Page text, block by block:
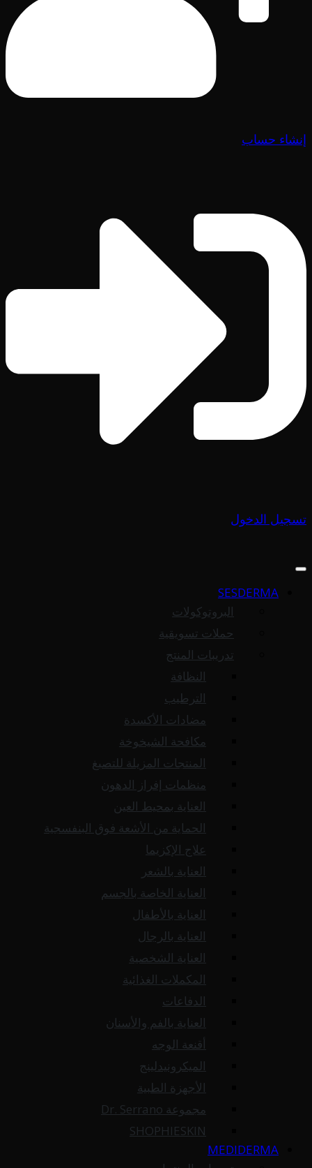
إنشاء حساب
تسجيل الدخول
SESDERMA
البروتوكولات
حملات تسويقية
تدريبات المنتج
النظافة
الترطيب
مضادات الأكسدة
مكافحة الشيخوخة
المنتجات المزيلة للتصبغ
منظمات إفراز الدهون
العناية بمحيط العين
الحماية من الأشعة فوق البنفسجية
علاج الإكزيما
العناية بالشعر
العناية الخاصة بالجسم
العناية بالأطفال
العناية بالرجال
العناية الشخصية
المكملات الغذائية
الدفاعات
العناية بالفم والأسنان
أقنعة الوجه
الميكرونيدلينج
الأجهزة الطبية
مجموعة Dr. Serrano
SHOPHIESKIN
MEDIDERMA